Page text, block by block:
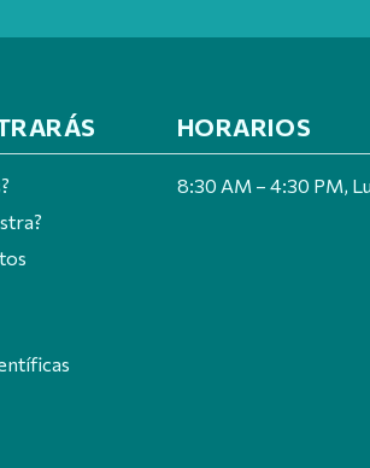
HORARIOS
8:30 AM – 4:30 PM,